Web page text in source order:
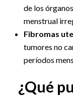
de los
menstrual
Fibromas
tumores no
períodos
¿Qué